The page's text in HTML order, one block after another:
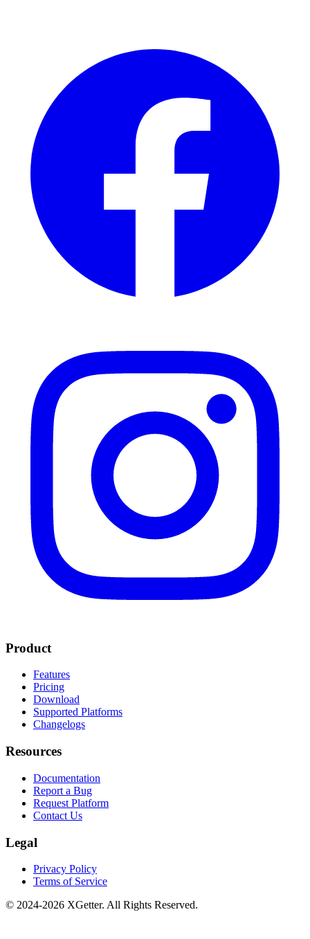
Product
Features
Pricing
Download
Supported Platforms
Changelogs
Resources
Documentation
Report a Bug
Request Platform
Contact Us
Legal
Privacy Policy
Terms of Service
© 2024-2026 XGetter. All Rights Reserved.